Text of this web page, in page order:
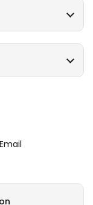
Email